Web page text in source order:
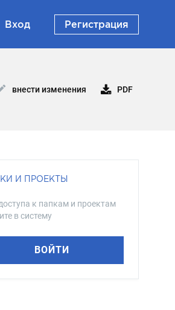
Вход Регистрация
внести изменения PDF
И ПРОЕКТЫ
к папкам и проектам
в систему
ВОЙТИ